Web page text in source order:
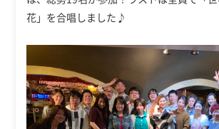
花」を合唱しました♪